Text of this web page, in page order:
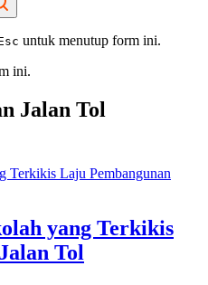
untuk menutup form ini.
ini.
Jalan Tol
yang Terkikis
Tol